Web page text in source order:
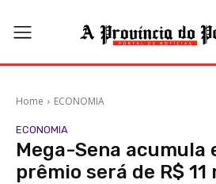
Home ECONOMIA
ECONOMIA
Mega-Sena acumula
prêmio será de R$ 11